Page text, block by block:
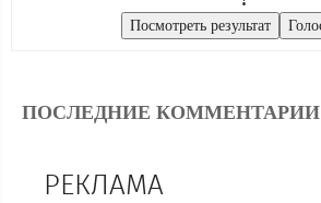
ПОСЛЕДНИЕ КОММЕНТАРИИ
РЕКЛАМА